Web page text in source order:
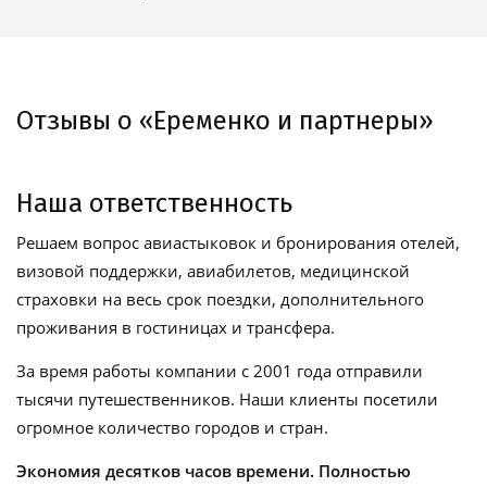
Отзывы о «Еременко и партнеры»
Наша ответственность
Решаем вопрос авиастыковок и бронирования отелей,
визовой поддержки, авиабилетов, медицинской
страховки на весь срок поездки, дополнительного
проживания в гостиницах и трансфера.
За время работы компании с 2001 года отправили
тысячи путешественников. Наши клиенты посетили
огромное количество городов и стран.
Экономия десятков часов времени. Полностью